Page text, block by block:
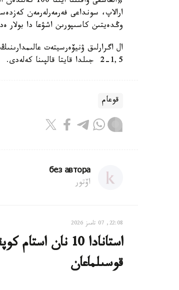
ارالاپ، سونداعى فەرمەرلەرمەن
وڭدەيتىن كاسىپورىن اشۋعا دا
ال اگرارلىق ۋنيۆەرسيتەت
1,5-2 جىلدا قايتا قالپىنا كەلەدى.
قوعام
без автора
اۆتور
22:08, 07 تامىز 2026
استانادا 10
قوسىلماعان